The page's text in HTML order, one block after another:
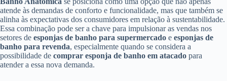
atende às demandas de conforto e funcionalidade, mas que também se
alinha às expectativas dos consumidores em relação à sustentabilidade.
Essa combinação pode ser a chave para impulsionar as vendas nos
setores de esponjas de banho para supermercado e esponjas de
banho para revenda, especialmente quando se considera a
possibilidade de comprar esponja de banho em atacado para
atender a essa nova demanda.